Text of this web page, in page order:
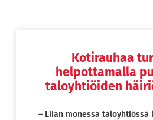
Kotirauhaa
helpottamalla
taloyhtiöiden
– Liian monessa
PagePagePage